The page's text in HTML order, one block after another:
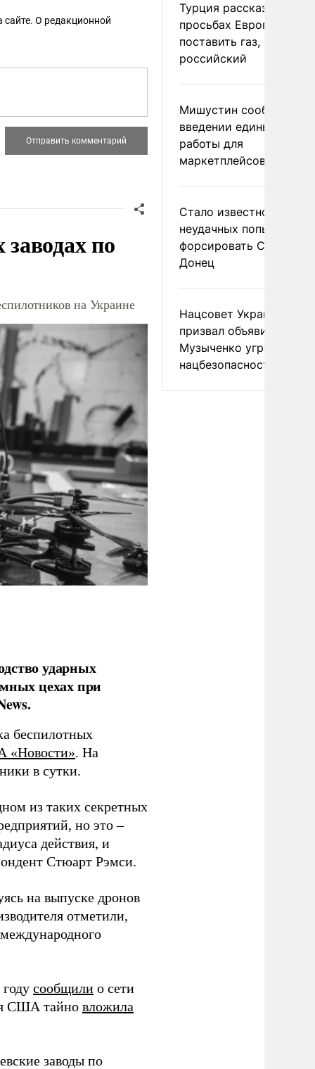
сайте. О редакционной
по
на Украине
ударных
цехах при
беспилотных
«Новости». На
в сутки.
из таких секретных
но это –
действия, и
Стюарт Рэмси.
на выпуске дронов
отметили,
сообщили о сети
США тайно вложила
заводы по
Турция рассказала о
просьбах Европы
поставить газ, но не
российский
Мишустин сообщил о
введении единых
работы для
маркетплейсов в ЕАЭС
Стало известно о
неудачных попытках
форсировать
Донец
Нацсовет Украины по
призвал объявить
Музыченко угрозой
нацбезопасности